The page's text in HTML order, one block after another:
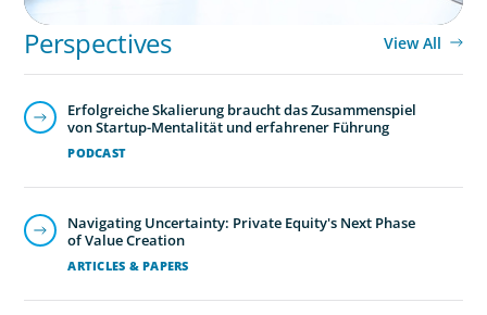
Perspectives View All
PODCAST
Erfolgreiche Skalierung braucht das Zusammenspiel
von Startup-Mentalität und erfahrener Führung
ARTICLES & PAPERS
Navigating Uncertainty: Private Equity's Next Phase
of Value Creation